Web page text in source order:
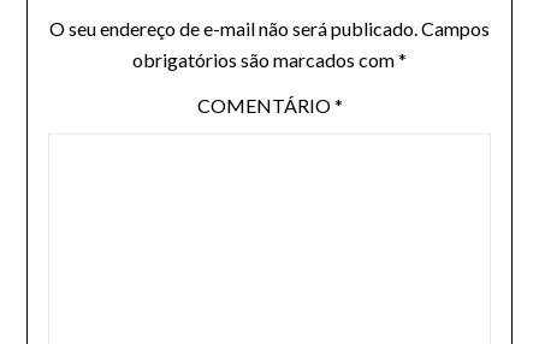
O seu endereço de e-mail não será publicado.Campos
obrigatórios são marcados com*
COMENTÁRIO*